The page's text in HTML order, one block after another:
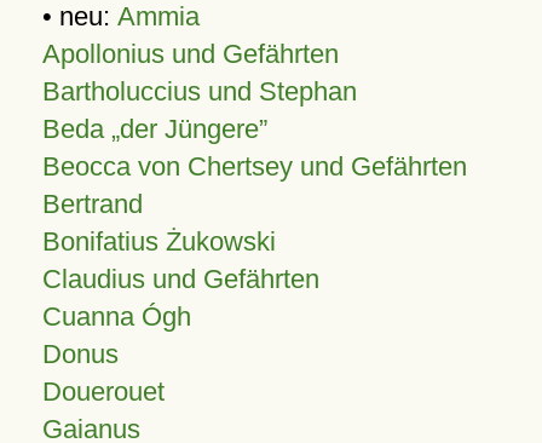
• neu: Ammia
Apollonius und Gefährten
Bartholuccius und Stephan
Beda „der Jüngere”
Beocca von Chertsey und Gefährten
Bertrand
Bonifatius Żukowski
Claudius und Gefährten
Cuanna Ógh
Donus
Douerouet
Gaianus